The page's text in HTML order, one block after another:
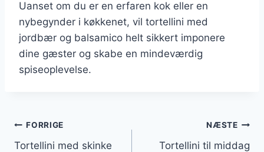
Uanset om du er en erfaren kok eller en
nybegynder i køkkenet, vil tortellini med
jordbær og balsamico helt sikkert imponere
dine gæster og skabe en mindeværdig
spiseoplevelse.
Indlægsnavigation
FORRIGE
Tortellini med skinke
NÆSTE
Tortellini til middag